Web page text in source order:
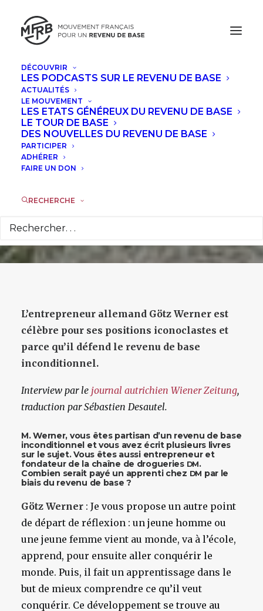
DÉCOUVRIR
LES PODCASTS SUR LE REVENU DE BASE
ACTUALITÉS
LE MOUVEMENT
LES ETATS GÉNÉREUX DU REVENU DE BASE
LE TOUR DE BASE
DES NOUVELLES DU REVENU DE BASE
PARTICIPER
ADHÉRER
FAIRE UN DON
RECHERCHE
Goetz Werner: "Soit
on prend
conscience, soit ça
L’entrepreneur allemand Götz Werner est
célèbre pour ses positions iconoclastes et
parce qu’il défend le revenu de base
inconditionnel.
Interview par le journal autrichien Wiener Zeitung,
traduction par Sébastien Desautel.
M. Werner, vous êtes partisan d’un revenu de base
inconditionnel et vous avez écrit plusieurs livres
sur le sujet. Vous êtes aussi entrepreneur et
fondateur de la chaîne de drogueries DM.
Combien serait payé un apprenti chez DM par le
biais du revenu de base ?
Götz Werner : Je vous propose un autre point
de départ de réflexion : un jeune homme ou
une jeune femme vient au monde, va à l’école,
apprend, pour ensuite aller conquérir le
monde. Puis, il fait un apprentissage dans le
but de mieux comprendre ce qu’il veut
conquérir. Ce développement se trouve au